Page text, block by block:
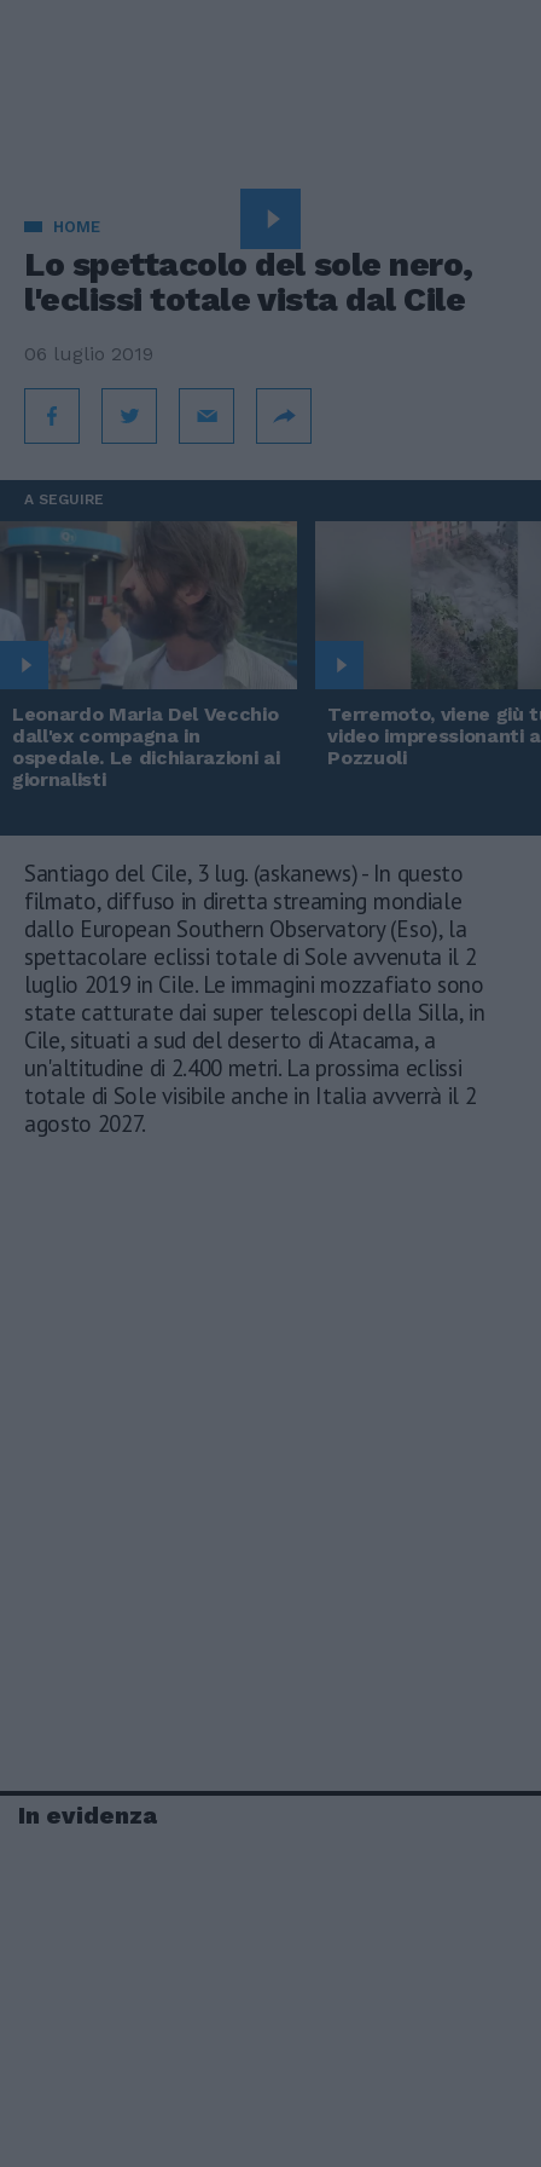
HOME
Lo spettacolo del sole nero,
l'eclissi totale vista dal Cile
06 luglio 2019
A SEGUIRE
Leonardo Maria Del Vecchio
dall'ex compagna in
ospedale. Le dichiarazioni ai
giornalisti
Terremoto, viene giù
video impressionanti a
Pozzuoli
Santiago del Cile, 3 lug. (askanews) - In questo
filmato, diffuso in diretta streaming mondiale
dallo European Southern Observatory (Eso), la
spettacolare eclissi totale di Sole avvenuta il 2
luglio 2019 in Cile. Le immagini mozzafiato sono
state catturate dai super telescopi della Silla, in
Cile, situati a sud del deserto di Atacama, a
un'altitudine di 2.400 metri. La prossima eclissi
totale di Sole visibile anche in Italia avverrà il 2
agosto 2027.
In evidenza